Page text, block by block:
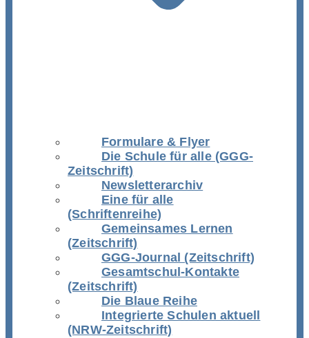
Formulare & Flyer
Die Schule für alle (GGG-
Zeitschrift)
Newsletterarchiv
Eine für alle
(Schriftenreihe)
Gemeinsames Lernen
(Zeitschrift)
GGG-Journal (Zeitschrift)
Gesamtschul-Kontakte
(Zeitschrift)
Die Blaue Reihe
Integrierte Schulen aktuell
(NRW-Zeitschrift)